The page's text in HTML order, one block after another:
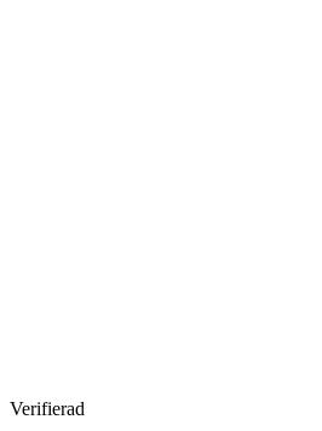
Verifierad